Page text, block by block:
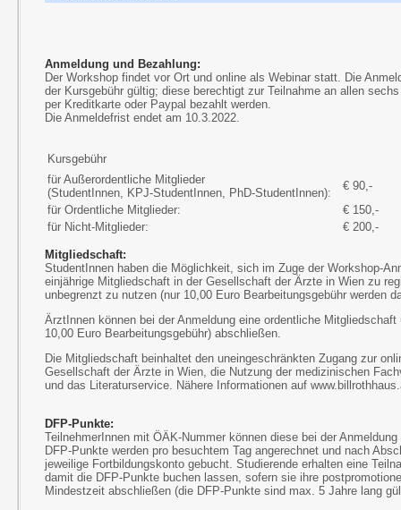
Anmeldung und Bezahlung:
Der Workshop findet vor Ort und online als Webinar statt. Die
der Kursgebühr gültig; diese berechtigt zur Teilnahme an allen
per Kreditkarte oder Paypal bezahlt werden.
Die Anmeldefrist endet am 10.3.2022.
Kursgebühr
für Außerordentliche Mitglieder
(StudentInnen, KPJ-StudentInnen, PhD-StudentInnen):
€ 90,-
für Ordentliche Mitglieder:
€ 150,-
für Nicht-Mitglieder:
€ 200,-
Mitgliedschaft:
StudentInnen haben die Möglichkeit, sich im Zuge der Workshop-
einjährige Mitgliedschaft in der Gesellschaft der Ärzte in Wien zu
unbegrenzt zu nutzen (nur 10,00 Euro Bearbeitungsgebühr werden
ÄrztInnen können bei der Anmeldung eine ordentliche
10,00 Euro Bearbeitungsgebühr) abschließen.
Die Mitgliedschaft beinhaltet den uneingeschränkten Zugang zur
Gesellschaft der Ärzte in Wien, die Nutzung der medizinischen
und das Literaturservice. Nähere Informationen auf
DFP-Punkte:
TeilnehmerInnen mit ÖÄK-Nummer können diese bei der
DFP-Punkte werden pro besuchtem Tag angerechnet und nach
jeweilige Fortbildungskonto gebucht. Studierende erhalten eine
damit die DFP-Punkte buchen lassen, sofern sie ihre
Mindestzeit abschließen (die DFP-Punkte sind max. 5 Jahre lang